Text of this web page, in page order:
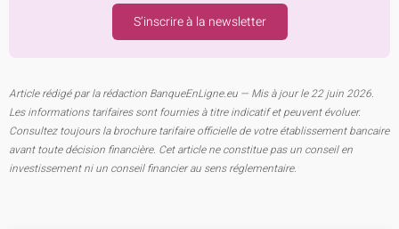
S’inscrire à la newsletter
Article rédigé par la rédaction BanqueEnLigne.eu — Mis à jour le 22 juin 2026.
Les informations tarifaires sont fournies à titre indicatif et peuvent évoluer.
Consultez toujours la brochure tarifaire officielle de votre établissement bancaire
avant toute décision financière. Cet article ne constitue pas un conseil en
investissement ni un conseil financier au sens réglementaire.